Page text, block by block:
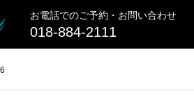
お電話でのご予約・お問い合わせ
018-884-2111